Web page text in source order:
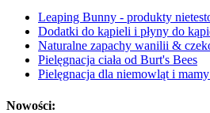
Leaping Bunny - produkty
Dodatki do kąpieli i płyny do
Naturalne zapachy wanilii &
Pielęgnacja ciała od Burt's Bees
Pielęgnacja dla niemowląt i
Nowości: